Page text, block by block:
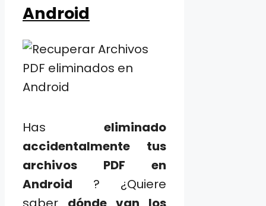
Android
Haseliminado
accidentalmente tus
archivos PDF en
Android ? ¿Quiere